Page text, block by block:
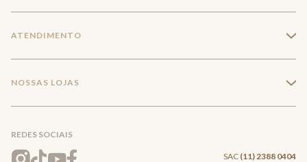
Trabalhe conosco
Mapa do Site
Meus pedidos
Wishlist
ATENDIMENTO +
Entrega e Frete
NOSSAS LOJAS +
REDES SOCIAIS
SAC (11) 2388 0404